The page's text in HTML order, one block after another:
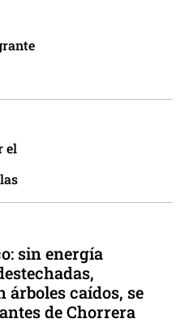
el
sin energía
caídos, se
de Chorrera